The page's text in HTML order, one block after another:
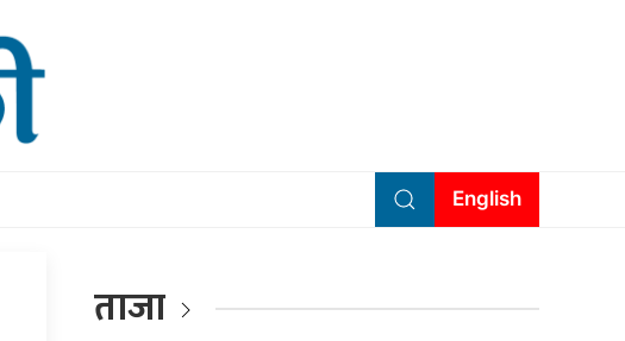
English
ताजा